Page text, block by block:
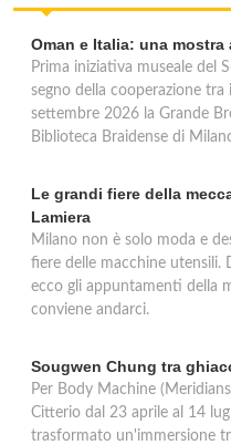
Oman e Italia: una mostra
Prima iniziativa museale del
segno della cooperazione
settembre 2026 la Grande
Biblioteca Braidense di
Le grandi fiere della
Lamiera
Milano non è solo moda e
fiere delle macchine
ecco gli appuntamenti della
conviene andarci.
Sougwen Chung tra
Per Body Machine
Citterio dal 23 aprile al 14
trasformato un'immersione